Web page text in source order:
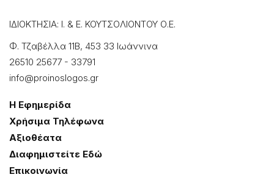
ΙΔΙΟΚΤΗΣΙΑ: Ι. & Ε. ΚΟΥΤΣΟΛΙΟΝΤΟΥ Ο.Ε.
Φ. Τζαβέλλα 11Β, 453 33 Ιωάννɩνα
26510 25677 - 33791
info@proinoslogos.gr
Η Εφημερίδα
Χρήσɩμα Τηλέφωνα
Αξɩοθέατα
Δɩαφημɩστείτε Εδώ
Επɩκοɩνωνία